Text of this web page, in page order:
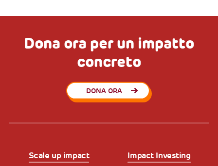
Dona ora per un impatto
concreto
DONA ORA
Scale up impact Impact Investing